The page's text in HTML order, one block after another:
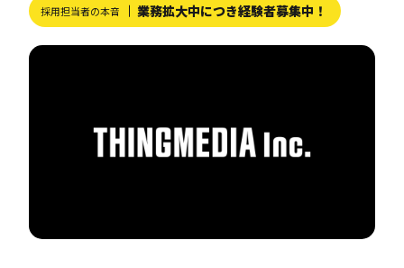
採用担当者の本音 業務拡大中につき経験者募集中！